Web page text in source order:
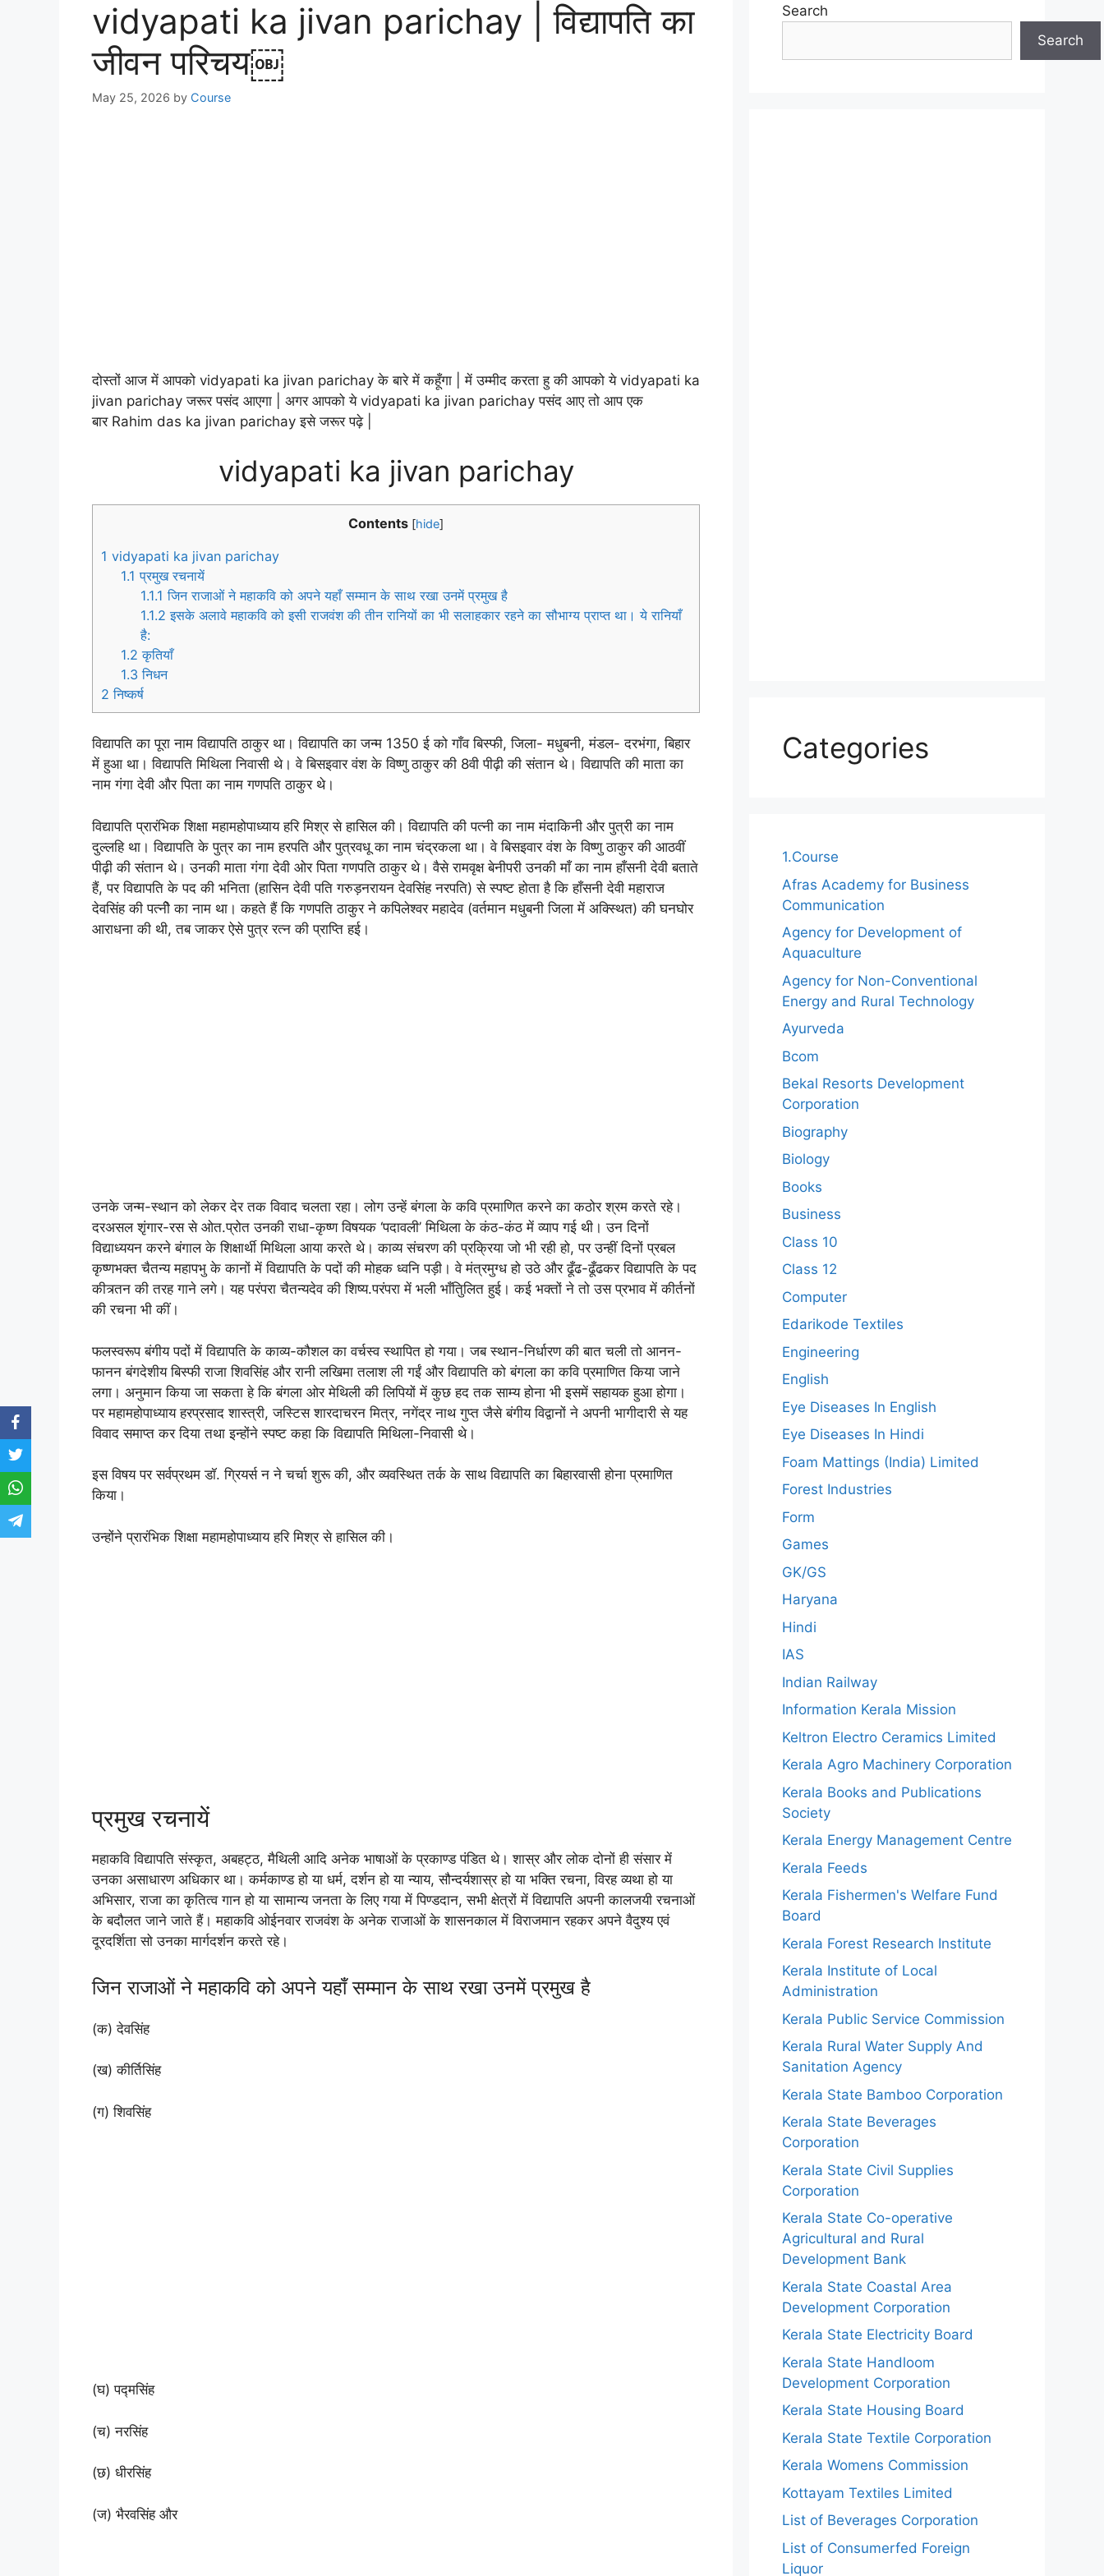
vidyapati ka jivan parichay | विद्यापति का
जीवन परिचय￼
May 25, 2026 by Course
दोस्तों आज में आपको vidyapati ka jivan parichay के बारे में कहूँगा | में उम्मीद करता हु की आपको ये vidyapati ka
jivan parichay जरूर पसंद आएगा | अगर आपको ये vidyapati ka jivan parichay पसंद आए तो आप एक
बार Rahim das ka jivan parichay इसे जरूर पढ़े |
vidyapati ka jivan parichay
Contents [hide]
1 vidyapati ka jivan parichay
1.1 प्रमुख रचनायें
1.1.1 जिन राजाओं ने महाकवि को अपने यहाँ सम्मान के साथ रखा उनमें प्रमुख है
1.1.2 इसके अलावे महाकवि को इसी राजवंश की तीन रानियों का भी सलाहकार रहने का सौभाग्य प्राप्त था। ये रानियाँ
है:
1.2 कृतियाँ
1.3 निधन
2 निष्कर्ष
विद्यापति का पूरा नाम विद्यापति ठाकुर था। विद्यापति का जन्म 1350 ई को गाँव बिस्फी, जिला- मधुबनी, मंडल- दरभंगा, बिहार
में हुआ था। विद्यापति मिथिला निवासी थे। वे बिसइवार वंश के विष्णु ठाकुर की 8वी पीढ़ी की संतान थे। विद्यापति की माता का
नाम गंगा देवी और पिता का नाम गणपति ठाकुर थे।
विद्यापति प्रारंभिक शिक्षा महामहोपाध्याय हरि मिश्र से हासिल की। विद्यापति की पत्नी का नाम मंदाकिनी और पुत्री का नाम
दुल्लहि था। विद्यापति के पुत्र का नाम हरपति और पुत्रवधू का नाम चंद्रकला था। वे बिसइवार वंश के विष्णु ठाकुर की आठवीं
पीढ़ी की संतान थे। उनकी माता गंगा देवी ओर पिता गणपति ठाकुर थे। वैसे रामवृक्ष बेनीपरी उनकी माँ का नाम हाँसनी देवी बताते
हैं, पर विद्यापति के पद की भनिता (हासिन देवी पति गरुड़नरायन देवसिंह नरपति) से स्पष्ट होता है कि हाँसनी देवी महाराज
देवसिंह की पत्नीे का नाम था। कहते हैं कि गणपति ठाकुर ने कपिलेश्वर महादेव (वर्तमान मधुबनी जिला में अक्स्थित) की घनघोर
आराधना की थी, तब जाकर ऐसे पुत्र रत्न की प्राप्ति हई।
उनके जन्म-स्थान को लेकर देर तक विवाद चलता रहा। लोग उन्हें बंगला के कवि प्रमाणित करने का कठोर श्रम करते रहे।
दरअसल शृंगार-रस से ओत.प्रोत उनकी राधा-कृष्ण विषयक ‘पदावली’ मिथिला के कंठ-कंठ में व्याप गई थी। उन दिनों
विद्याध्ययन करने बंगाल के शिक्षार्थी मिथिला आया करते थे। काव्य संचरण की प्रक्रिया जो भी रही हो, पर उन्हीं दिनों प्रबल
कृष्णभक्त चैतन्य महापभु के कानों में विद्यापति के पदों की मोहक ध्वनि पड़ी। वे मंत्रमुग्ध हो उठे और ढूँढ-ढूँढकर विद्यापति के पद
कीत्र्तन की तरह गाने लगे। यह परंपरा चैतन्यदेव की शिष्य.परंपरा में भली भाँतिुलित हुई। कई भक्तों ने तो उस प्रभाव में कीर्तनों
की रचना भी कीं।
फलस्वरूप बंगीय पदों में विद्यापति के काव्य-कौशल का वर्चस्व स्थापित हो गया। जब स्थान-निर्धारण की बात चली तो आनन-
फानन बंगदेशीय बिस्फी राजा शिवसिंह और रानी लखिमा तलाश ली गईं और विद्यापति को बंगला का कवि प्रमाणित किया जाने
लगा। अनुमान किया जा सकता हे कि बंगला ओर मेथिली की लिपियों में कुछ हद तक साम्य होना भी इसमें सहायक हुआ होगा।
पर महामहोपाध्याय हरप्रसाद शास्त्री, जस्टिस शारदाचरन मित्र, नगेंद्र नाथ गुप्त जैसे बंगीय विद्वानों ने अपनी भागीदारी से यह
विवाद समाप्त कर दिया तथा इन्होंने स्पष्ट कहा कि विद्यापति मिथिला-निवासी थे।
इस विषय पर सर्वप्रथम डॉ. ग्रियर्स न ने चर्चा शुरू की, और व्यवस्थित तर्क के साथ विद्यापति का बिहारवासी होना प्रमाणित
किया।
उन्होंने प्रारंभिक शिक्षा महामहोपाध्याय हरि मिश्र से हासिल की।
प्रमुख रचनायें
महाकवि विद्यापति संस्कृत, अबहट्ठ, मैथिली आदि अनेक भाषाओं के प्रकाण्ड पंडित थे। शास्र और लोक दोनों ही संसार में
उनका असाधारण अधिकार था। कर्मकाण्ड हो या धर्म, दर्शन हो या न्याय, सौन्दर्यशास्र हो या भक्ति रचना, विरह व्यथा हो या
अभिसार, राजा का कृतित्व गान हो या सामान्य जनता के लिए गया में पिण्डदान, सभी क्षेत्रों में विद्यापति अपनी कालजयी रचनाओं
के बदौलत जाने जाते हैं। महाकवि ओईनवार राजवंश के अनेक राजाओं के शासनकाल में विराजमान रहकर अपने वैदुश्य एवं
दूरदर्शिता सो उनका मार्गदर्शन करते रहे।
जिन राजाओं ने महाकवि को अपने यहाँ सम्मान के साथ रखा उनमें प्रमुख है
(क) देवसिंह
(ख) कीर्तिसिंह
(ग) शिवसिंह
(घ) पद्मसिंह
(च) नरसिंह
(छ) धीरसिंह
(ज) भैरवसिंह और
Search
Search
Categories
1.Course
Afras Academy for Business
Communication
Agency for Development of
Aquaculture
Agency for Non-Conventional
Energy and Rural Technology
Ayurveda
Bcom
Bekal Resorts Development
Corporation
Biography
Biology
Books
Business
Class 10
Class 12
Computer
Edarikode Textiles
Engineering
English
Eye Diseases In English
Eye Diseases In Hindi
Foam Mattings (India) Limited
Forest Industries
Form
Games
GK/GS
Haryana
Hindi
IAS
Indian Railway
Information Kerala Mission
Keltron Electro Ceramics Limited
Kerala Agro Machinery Corporation
Kerala Books and Publications
Society
Kerala Energy Management Centre
Kerala Feeds
Kerala Fishermen's Welfare Fund
Board
Kerala Forest Research Institute
Kerala Institute of Local
Administration
Kerala Public Service Commission
Kerala Rural Water Supply And
Sanitation Agency
Kerala State Bamboo Corporation
Kerala State Beverages
Corporation
Kerala State Civil Supplies
Corporation
Kerala State Co-operative
Agricultural and Rural
Development Bank
Kerala State Coastal Area
Development Corporation
Kerala State Electricity Board
Kerala State Handloom
Development Corporation
Kerala State Housing Board
Kerala State Textile Corporation
Kerala Womens Commission
Kottayam Textiles Limited
List of Beverages Corporation
List of Consumerfed Foreign
Liquor